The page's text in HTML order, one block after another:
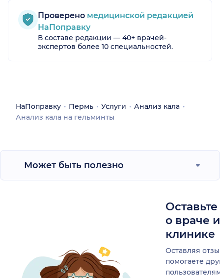
Проверено медицинской редакцией
НаПоправку
В составе редакции — 40+ врачей-
экспертов более 10 специальностей.
НаПоправку Пермь Услуги
Анализ кала
Анализ кала на гельминты
Может быть полезно
о враче
клинике
Оставляя
помогаете